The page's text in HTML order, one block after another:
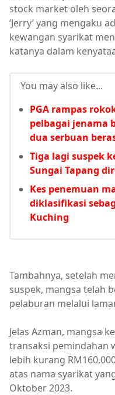
stock market oleh
‘Jerry’ yang mengaku
kewangan syarikat
katanya dalam
You may also like...
PGA rampas
pelbagai jenama
dua serbuan
Tiga lagi suspek
Sungai Tapang
Kes penemuan
diklasifikasi
Kuching
Tambahnya, setelah
suspek, mangsa telah
pelaburan melalui
Jelas Azman, mangsa
transaksi pemindahan
lebih kurang
atas nama syarikat
Oktober 2023.